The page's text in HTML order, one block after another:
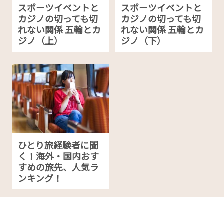
スポーツイベントと
カジノの切っても切
れない関係 五輪とカ
ジノ（上）
スポーツイベントと
カジノの切っても切
れない関係 五輪とカ
ジノ（下）
ひとり旅経験者に聞
く！海外・国内おす
すめの旅先、人気ラ
ンキング！